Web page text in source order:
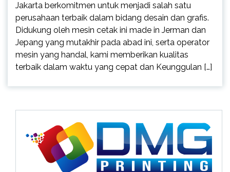
Jakarta berkomitmen untuk menjadi salah satu
perusahaan terbaik dalam bidang desain dan grafis.
Didukung oleh mesin cetak ini made in Jerman dan
Jepang yang mutakhir pada abad ini, serta operator
mesin yang handal, kami memberikan kualitas
terbaik dalam waktu yang cepat dan Keunggulan […]